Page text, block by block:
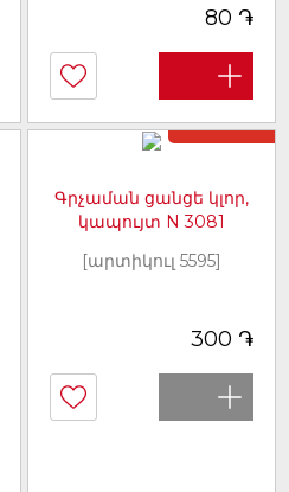
80 ֏
Առկա չէ
Գրչաման ցանցե կլոր,
կապույտ N 3081
[արտիկուլ 5595]
300 ֏